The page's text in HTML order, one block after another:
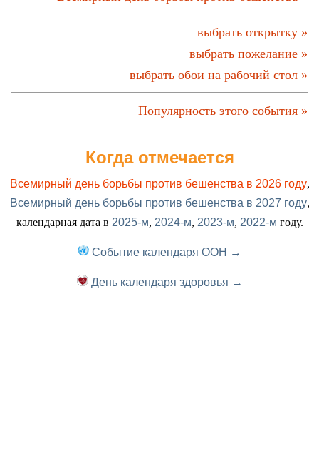
выбрать открытку »
выбрать пожелание »
выбрать обои на рабочий стол »
Популярность этого события »
Когда отмечается
Всемирный день борьбы против бешенства в 2026 году,
Всемирный день борьбы против бешенства в 2027 году,
календарная дата в 2025-м, 2024-м, 2023-м, 2022-м году.
Событие календаря ООН →
День календаря здоровья →